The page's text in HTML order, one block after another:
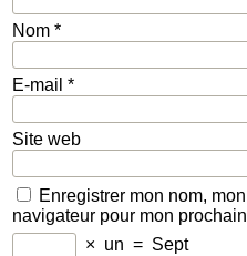
Nom *
E-mail *
Site web
Enregistrer mon nom,
navigateur pour mon
× un = Sept